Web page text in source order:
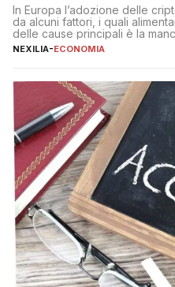
In Europa l’adozione delle
da alcuni fattori, i quali
delle cause principali è la
educazione finanziaria, che
sulle criptovalute: […]
NEXILIA-ECONOMIA